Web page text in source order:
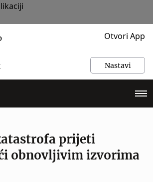
Otvori App
Nastavi
prijeti
obnovljivim izvorima